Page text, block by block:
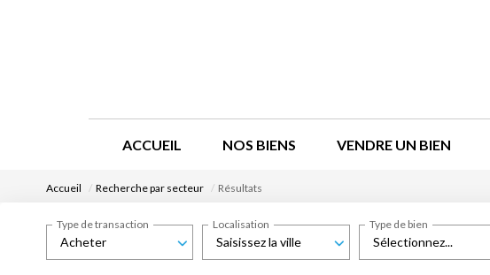
ACCUEIL NOS BIENS VENDRE UN BIEN
Accueil Recherche par secteur Résultats
Acheter
Type de transaction
Saisissez la ville
Localisation
Sélectionnez...
Type de bien